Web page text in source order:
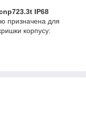
IP68
призначена для
корпусу: